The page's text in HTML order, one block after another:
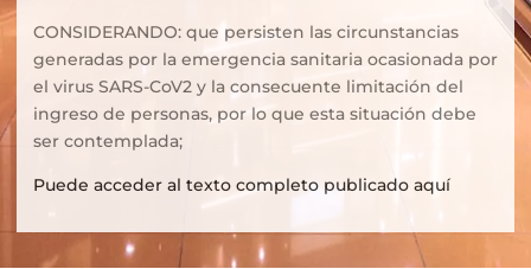
CONSIDERANDO: que persisten las circunstancias
generadas por la emergencia sanitaria ocasionada por
el virus SARS-CoV2 y la consecuente limitación del
ingreso de personas, por lo que esta situación debe
ser contemplada;
Puede acceder al texto completo publicado aquí